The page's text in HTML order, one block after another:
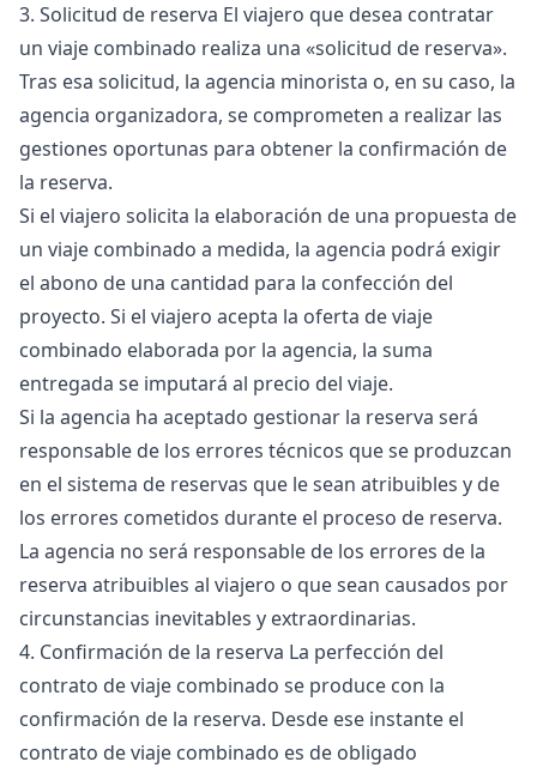
3. Solicitud de reserva El viajero que desea contratar
un viaje combinado realiza una «solicitud de reserva».
Tras esa solicitud, la agencia minorista o, en su caso, la
agencia organizadora, se comprometen a realizar las
gestiones oportunas para obtener la confirmación de
la reserva.
Si el viajero solicita la elaboración de una propuesta de
un viaje combinado a medida, la agencia podrá exigir
el abono de una cantidad para la confección del
proyecto. Si el viajero acepta la oferta de viaje
combinado elaborada por la agencia, la suma
entregada se imputará al precio del viaje.
Si la agencia ha aceptado gestionar la reserva será
responsable de los errores técnicos que se produzcan
en el sistema de reservas que le sean atribuibles y de
los errores cometidos durante el proceso de reserva.
La agencia no será responsable de los errores de la
reserva atribuibles al viajero o que sean causados por
circunstancias inevitables y extraordinarias.
4. Confirmación de la reserva La perfección del
contrato de viaje combinado se produce con la
confirmación de la reserva. Desde ese instante el
contrato de viaje combinado es de obligado